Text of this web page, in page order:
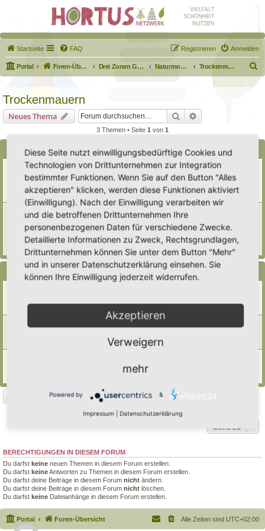
Startseite FAQ Anmelden
Registrieren
Portal Foren-Übersicht Drei Zonen Garten Naturmodule & kleine Biotope Trockenmauern
u
Trockenmauern
Neues Thema Suche
3 Themen • Seite 1 von 1
Bekanntmachungen
Erweiterung der Kriterien zur Eintragung eines Hortus
Letzter Beitrag vonHeike Ehrle«Di 29. Jul 2025, 17:08
Verfasst in Ankündigungen & Fragen zum Forum
Antworten:
[Bitte lesen] Wie funktioniert die Eintragung Eurer
Gartenprojekte
Letzter Beitrag vonHortus anima l« So 15. Feb 2026, 18:08
Verfasst in Eingetragener Hortus - Mein Hortus und ich!
Antworten:1
«Sa 16. Sep 2023, 15:42
Neues Thema
Gehe zu
BERECHTIGUNGEN IN DIESEM FORUM
Du darfst keine neuen Themen in diesem Forum erstellen.
Du darfst keineAntworten zu Themen in diesem Forum erstellen.
Du darfst deine Beiträge in diesem Forum nicht ändern.
Du darfst deine Beiträge in diesem Forum nicht löschen.
Du darfst keine Dateianhänge in diesem Forum erstellen.
Portal Foren-Übersicht Alle Zeiten sind UTC+02:00
Diese Seite nutzt einwilligungsbedürftige Cookies und
Technologien von Drittunternehmen zur Integration
bestimmter Funktionen. Wenn Sie auf den Button "Alles
akzeptieren" klicken, werden diese Funktionen aktiviert
(Einwilligung). Nach der Einwilligung verarbeiten wir
und die betroffenen Drittunternehmen Ihre
personenbezogenen Daten für verschiedene Zwecke.
Detaillierte Informationen zu Zweck, Rechtsgrundlagen,
Drittunternehmen können Sie unter dem Button "Mehr"
und in unserer Datenschutzerklärung einsehen. Sie
können Ihre Einwilligung jederzeit widerrufen.
Akzeptieren
Verweigern
mehr
Powered by &
Impressum Datenschutzerklärung